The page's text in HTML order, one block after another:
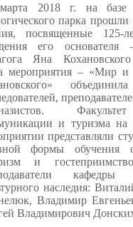
2018 г. на базе
парка прошли
посвященные 125-
его
Яна
мероприятия – «Мир и
и туризма на
представляли
формы обучения
и
наследия:
Владимир
Владимирович